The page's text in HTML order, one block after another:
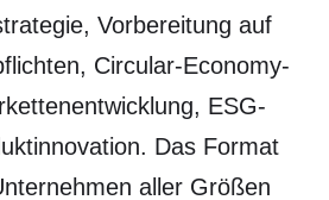
Vorbereitung auf
Circular-Economy-
ESG-
Das Format
aller Größen